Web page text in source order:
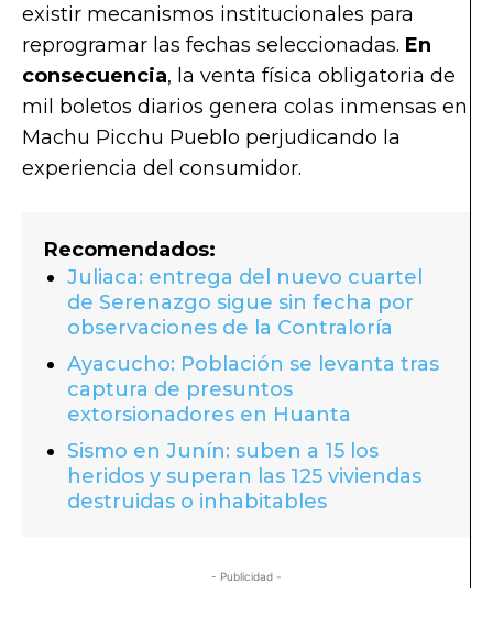
existir mecanismos institucionales para
reprogramar las fechas seleccionadas. En
consecuencia, la venta física obligatoria de
mil boletos diarios genera colas inmensas en
Machu Picchu Pueblo perjudicando la
experiencia del consumidor.
Recomendados:
Juliaca: entrega del nuevo cuartel
de Serenazgo sigue sin fecha por
observaciones de la Contraloría
Ayacucho: Población se levanta tras
captura de presuntos
extorsionadores en Huanta
Sismo en Junín: suben a 15 los
heridos y superan las 125 viviendas
destruidas o inhabitables
- Publicidad -